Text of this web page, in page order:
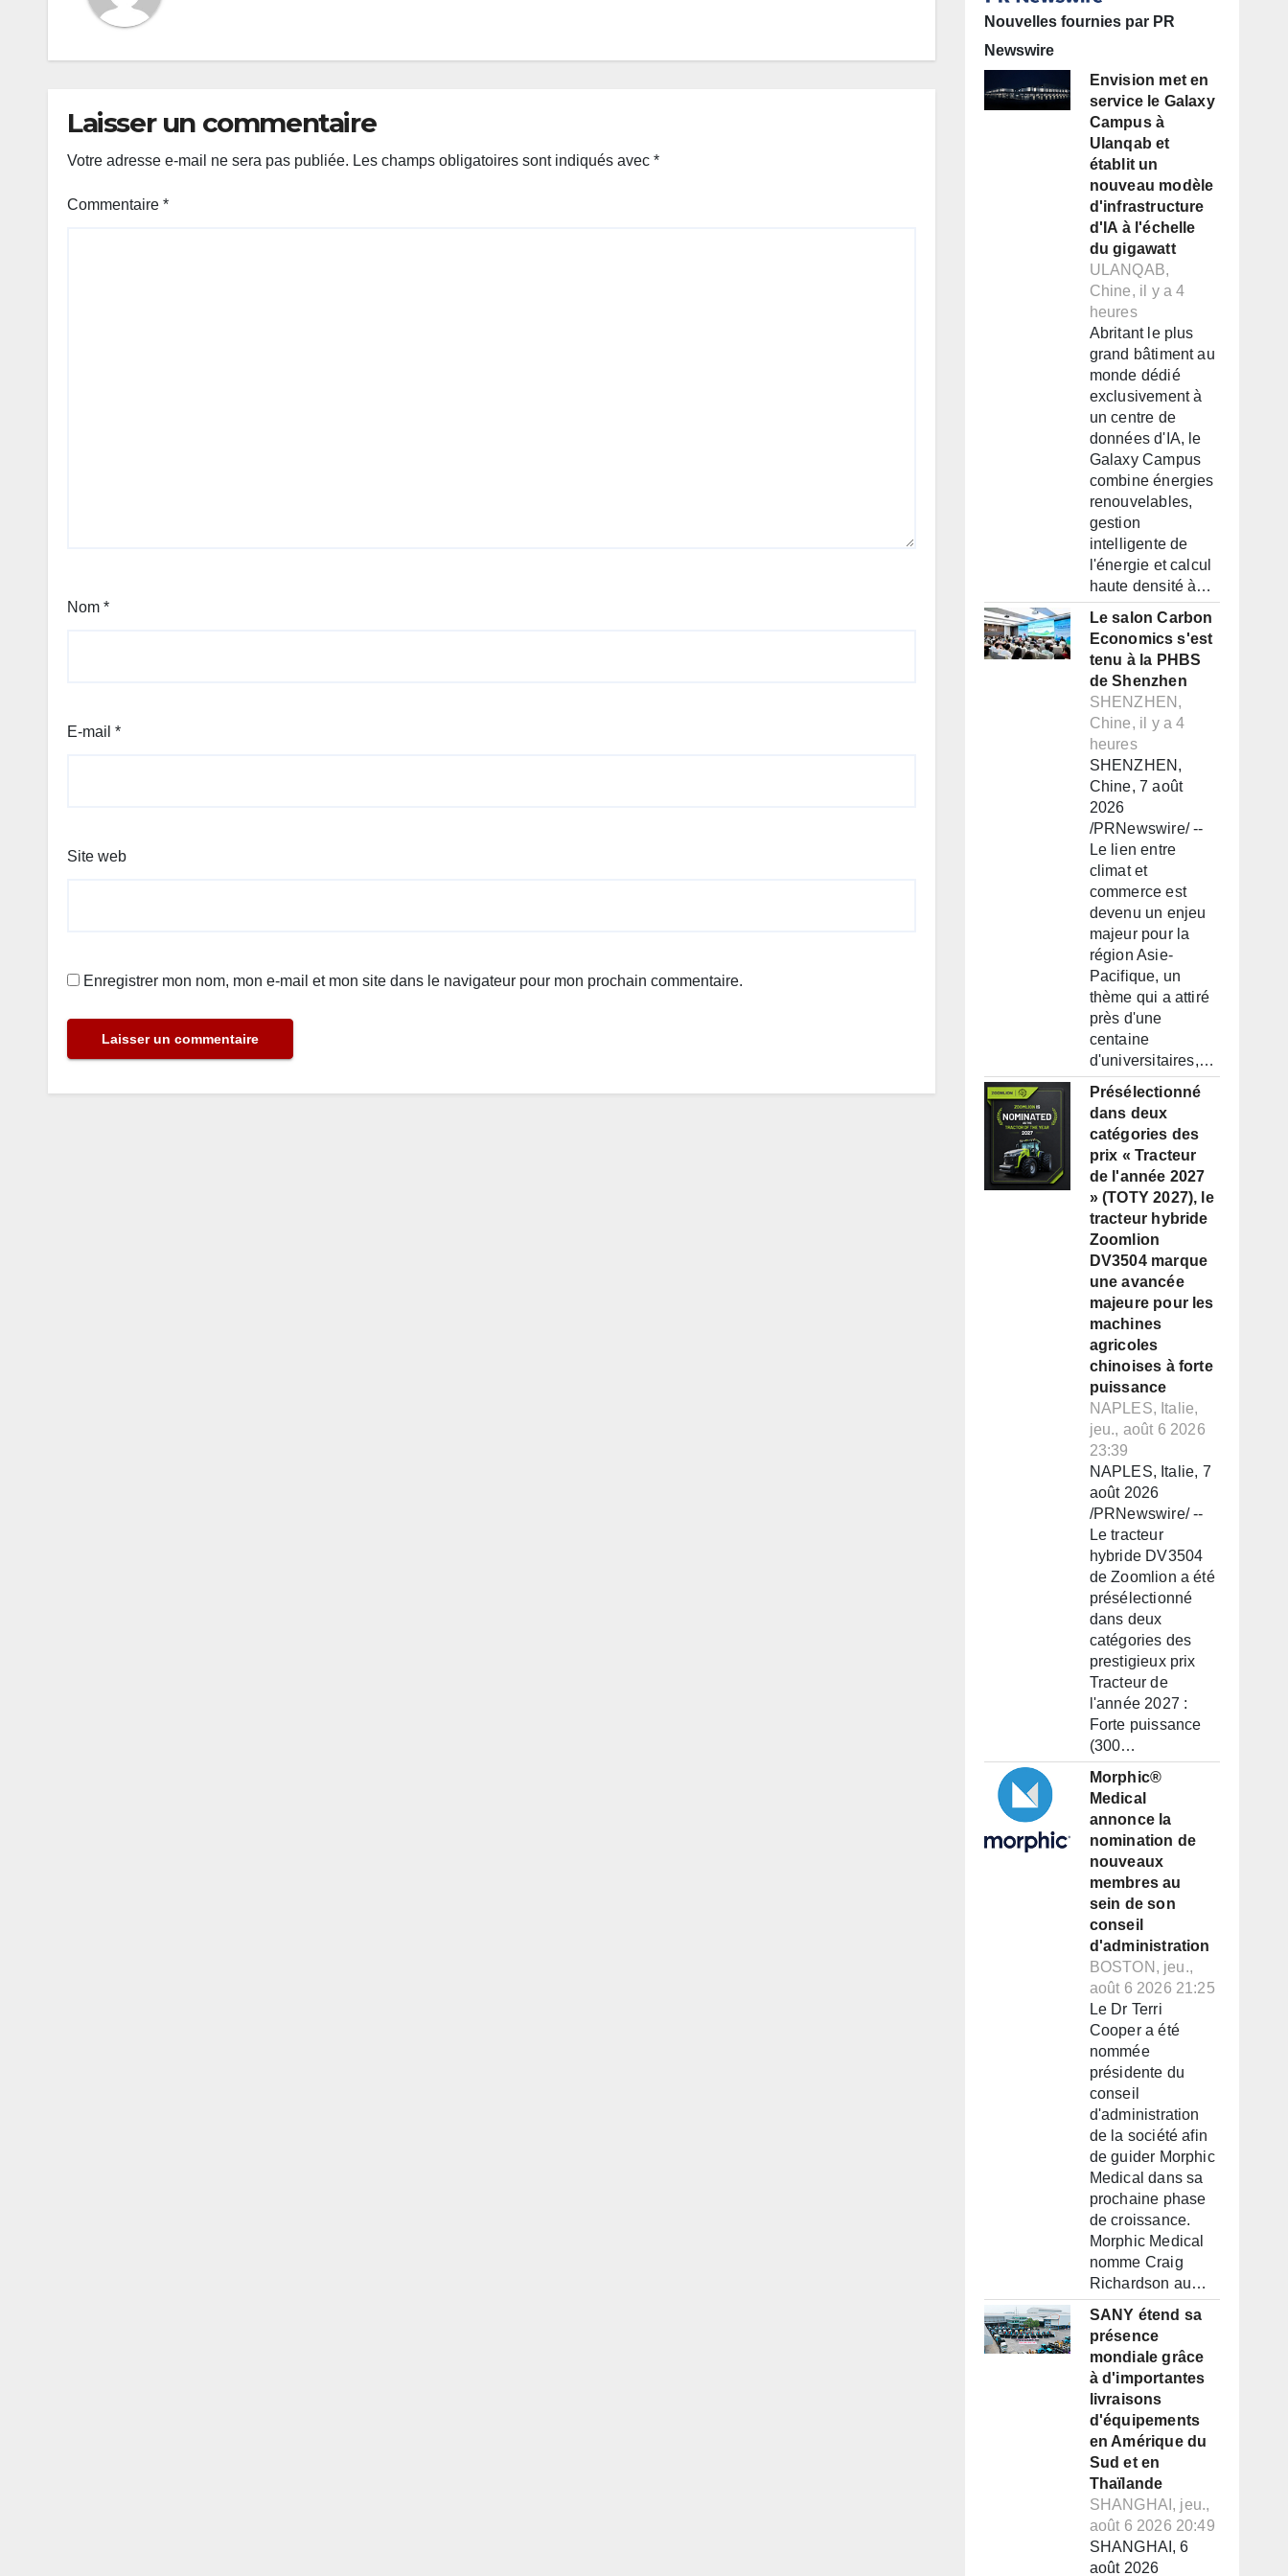
Laisser un commentaire
Votre adresse e-mail ne sera pas publiée. Les champs obligatoires sont indiqués avec *
Commentaire *
Nom *
E-mail *
Site web
Enregistrer mon nom, mon e-mail et mon site dans le navigateur pour mon prochain commentaire.
Nouvelles fournies par PR
Newswire
Envision met en
service le Galaxy
Campus à
Ulanqab et
établit un
nouveau modèle
d'infrastructure
d'IA à l'échelle
du gigawatt
ULANQAB,
Chine, il y a 4
heures
Abritant le plus
grand bâtiment au
monde dédié
exclusivement à
un centre de
données d'IA, le
Galaxy Campus
combine énergies
renouvelables,
gestion
intelligente de
l'énergie et calcul
haute densité à…
Le salon Carbon
Economics s'est
tenu à la PHBS
de Shenzhen
SHENZHEN,
Chine, il y a 4
heures
SHENZHEN,
Chine, 7 août
2026
/PRNewswire/ --
Le lien entre
climat et
commerce est
devenu un enjeu
majeur pour la
région Asie-
Pacifique, un
thème qui a attiré
près d'une
centaine
d'universitaires,…
Présélectionné
dans deux
catégories des
prix « Tracteur
de l'année 2027
» (TOTY 2027), le
tracteur hybride
Zoomlion
DV3504 marque
une avancée
majeure pour les
machines
agricoles
chinoises à forte
puissance
NAPLES, Italie,
jeu., août 6 2026
23:39
NAPLES, Italie, 7
août 2026
/PRNewswire/ --
Le tracteur
hybride DV3504
de Zoomlion a été
présélectionné
dans deux
catégories des
prestigieux prix
Tracteur de
l'année 2027 :
Forte puissance
(300…
Morphic®
Medical
annonce la
nomination de
nouveaux
membres au
sein de son
conseil
d'administration
BOSTON, jeu.,
août 6 2026 21:25
Le Dr Terri
Cooper a été
nommée
présidente du
conseil
d'administration
de la société afin
de guider Morphic
Medical dans sa
prochaine phase
de croissance.
Morphic Medical
nomme Craig
Richardson au…
SANY étend sa
présence
mondiale grâce
à d'importantes
livraisons
d'équipements
en Amérique du
Sud et en
Thaïlande
SHANGHAI, jeu.,
août 6 2026 20:49
SHANGHAI, 6
août 2026